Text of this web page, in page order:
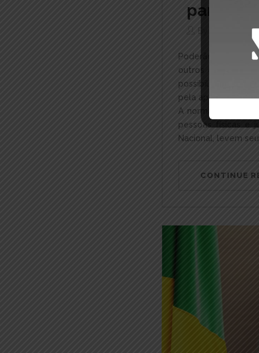
para
By Cartório
Poderão ser
outros
possibilidade de
pela apresentação
A norma foi
pessoas físicas e
Nacional, levem
CONTINUE